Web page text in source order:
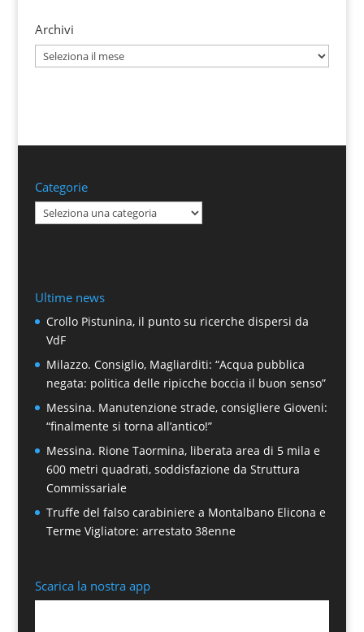
Archivi
Archivi
Categorie
Categorie
Ultime news
Crollo Pistunina, il punto su ricerche dispersi da
VdF
Milazzo. Consiglio, Magliarditi: “Acqua pubblica
negata: politica delle ripicche boccia il buon senso”
Messina. Manutenzione strade, consigliere Gioveni:
“finalmente si torna all’antico!”
Messina. Rione Taormina, liberata area di 5 mila e
600 metri quadrati, soddisfazione da Struttura
Commissariale
Truffe del falso carabiniere a Montalbano Elicona e
Terme Vigliatore: arrestato 38enne
Scarica la nostra app